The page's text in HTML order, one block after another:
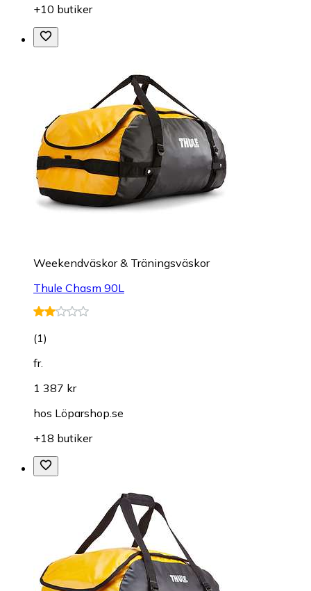
+10 butiker
Weekendväskor & Träningsväskor
Thule Chasm 90L
(1)
fr.
1 387 kr
hos Löparshop.se
+18 butiker